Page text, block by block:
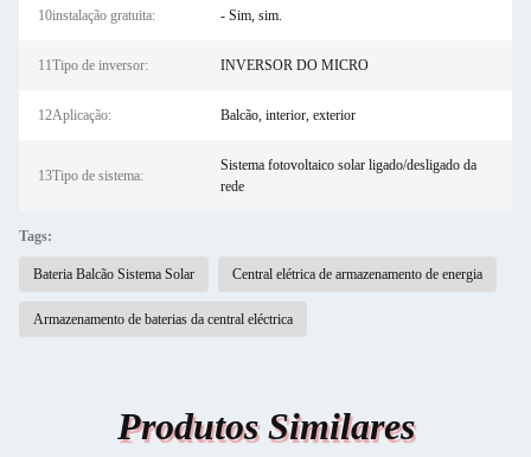
10instalação gratuita: - Sim, sim.
11Tipo de inversor: INVERSOR DO MICRO
12Aplicação: Balcão, interior, exterior
13Tipo de sistema:
Sistema fotovoltaico solar ligado/desligado da
rede
Tags:
Bateria Balcão Sistema Solar Central elétrica de armazenamento de energia
Armazenamento de baterias da central eléctrica
Produtos Similares